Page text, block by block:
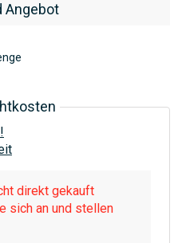
Angebot
direkt gekauft
sich an und stellen